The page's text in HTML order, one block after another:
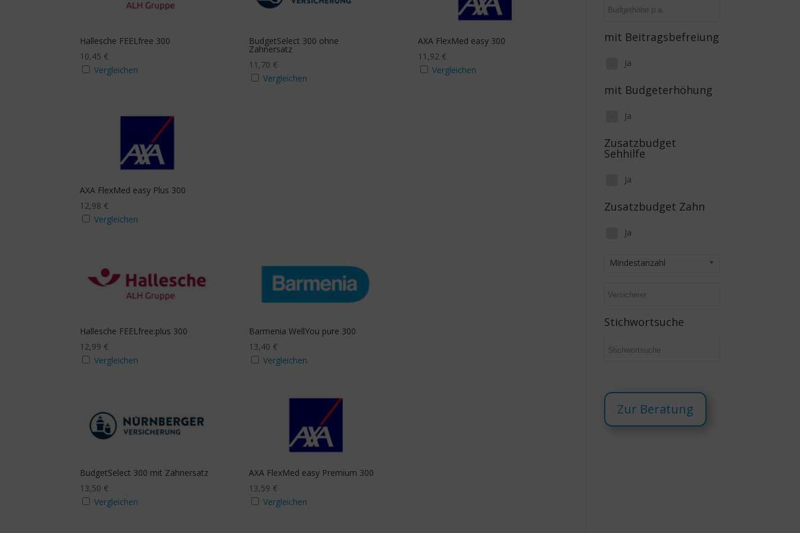
mit Budgeterhöhung Zusatzbudget Sehhilfe Zusatzbudget Zahn
Mindestanzahl Stichwortsuche
Hallesche FEELfree 300
10,45 €
Vergleichen
BudgetSelect 300 ohne
Zahnersatz
11,70 €
Vergleichen
AXA FlexMed easy 300
11,92 €
Vergleichen
AXA FlexMed easy Plus 300
12,98 €
Vergleichen
Hallesche FEELfree:plus 300
12,99 €
Vergleichen
Barmenia WellYou pure 300
13,40 €
Vergleichen
BudgetSelect 300 mit Zahnersatz
13,50 €
Vergleichen
AXA FlexMed easy Premium 300
13,59 €
Vergleichen
mit Beitragsbefreiung
Ja
mit Budgeterhöhung
Ja
Zusatzbudget
Sehhilfe
Ja
Zusatzbudget Zahn
Ja
Mindestanzahl
Stichwortsuche
Zur Beratung